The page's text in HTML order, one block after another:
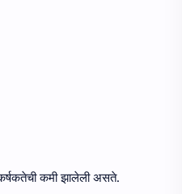
कमी झालेली असते.